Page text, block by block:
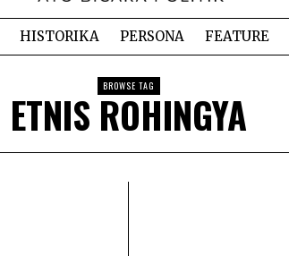
HISTORIKA PERSONA FEATURE
BROWSE TAG
ETNIS ROHINGYA